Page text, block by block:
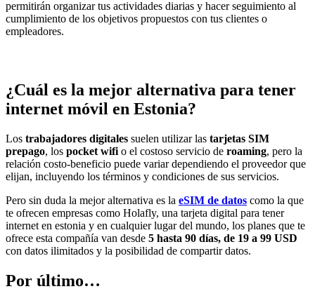
permitirán organizar tus actividades diarias y hacer seguimiento al
cumplimiento de los objetivos propuestos con tus clientes o
empleadores.
¿Cuál es la mejor alternativa para tener
internet móvil en Estonia?
Los trabajadores digitales suelen utilizar las tarjetas SIM
prepago, los pocket wifi o el costoso servicio de roaming, pero la
relación costo-beneficio puede variar dependiendo el proveedor que
elijan, incluyendo los términos y condiciones de sus servicios.
Pero sin duda la mejor alternativa es la eSIM de datos como la que
te ofrecen empresas como Holafly, una tarjeta digital para tener
internet en estonia y en cualquier lugar del mundo, los planes que te
ofrece esta compañía van desde 5 hasta 90 días, de 19 a 99 USD
con datos ilimitados y la posibilidad de compartir datos.
Por último…